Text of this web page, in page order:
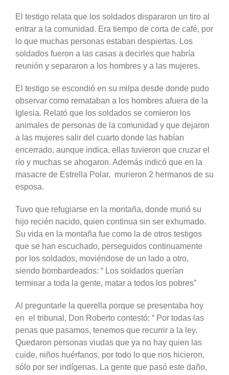
El testigo relata que los soldados dispararon un tiro al
entrar a la comunidad. Era tiempo de corta de café, por
lo que muchas personas estaban despiertas. Los
soldados fueron a las casas a decirles que habría
reunión y separaron a los hombres y a las mujeres.
El testigo se escondió en su milpa desde donde pudo
observar como remataban a los hombres afuera de la
Iglesia. Relató que los soldados se comieron los
animales de personas de la comunidad y que dejaron
a las mujeres salir del cuarto donde las habían
encerrado, aunque indica, ellas tuvieron que cruzar el
río y muchas se ahogaron. Además indicó que en la
masacre de Estrella Polar, murieron 2 hermanos de su
esposa.
Tuvo que refugiarse en la montaña, donde murió su
hijo recién nacido, quien continua sin ser exhumado.
Su vida en la montaña fue como la de otros testigos
que se han escuchado, perseguidos continuamente
por los soldados, moviéndose de un lado a otro,
siendo bombardeados: “ Los soldados querían
terminar a toda la gente, matar a todos los pobres”
Al preguntarle la querella porque se presentaba hoy
en el tribunal, Don Roberto contestó: “ Por todas las
penas que pasamos, tenemos que recurrir a la ley.
Quedaron personas viudas que ya no hay quien las
cuide, niños huérfanos, por todo lo que nos hicieron,
sólo por ser indígenas. La gente que pasó este daño,